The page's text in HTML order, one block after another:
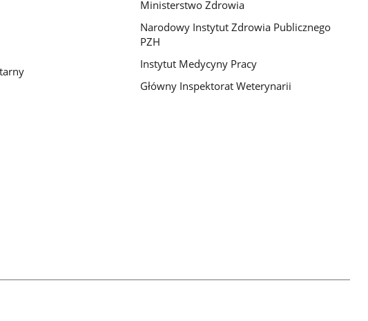
Ministerstwo Zdrowia
Narodowy Instytut Zdrowia Publicznego
PZH
Instytut Medycyny Pracy
Główny Inspektorat Weterynarii